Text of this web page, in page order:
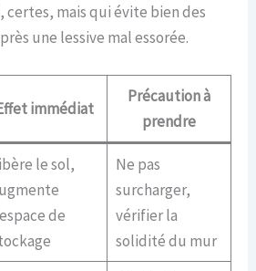
certes, mais qui évite bien des
une lessive mal essorée.
immédiat
Précaution à
prendre
le sol,
de
Ne pas
surcharger,
vérifier la
solidité du mur